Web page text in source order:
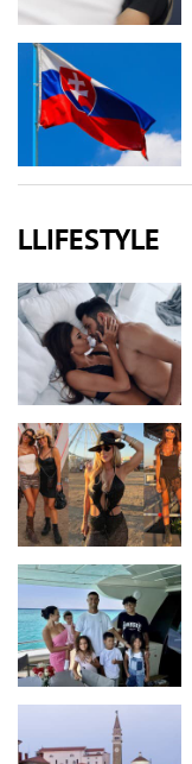
LLIFESTYLE